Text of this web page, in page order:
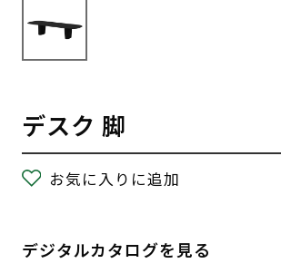
デスク 脚
お気に入りに追加
デジタルカタログを見る